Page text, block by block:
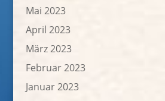
Mai 2023
April 2023
März 2023
Februar 2023
Januar 2023